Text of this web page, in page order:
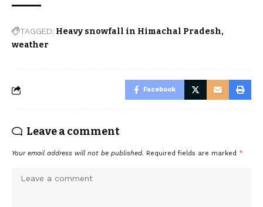
TAGGED: Heavy snowfall in Himachal Pradesh
weather
Facebook
Leave a comment
Your email address will not be published. Required fields are marked *